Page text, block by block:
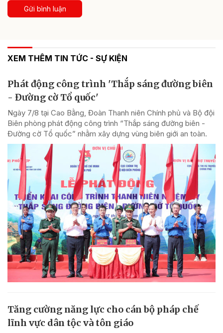
Gửi bình luận
XEM THÊM TIN TỨC - SỰ KIỆN
Phát động công trình 'Thắp sáng đường biên
- Đường cờ Tổ quốc'
Ngày 7/8 tại Cao Bằng, Đoàn Thanh niên Chính phủ và Bộ đội
Biên phòng phát động công trình “Thắp sáng đường biên -
Đường cờ Tổ quốc” nhằm xây dựng vùng biên giới an toàn.
Tăng cường năng lực cho cán bộ pháp chế
lĩnh vực dân tộc và tôn giáo